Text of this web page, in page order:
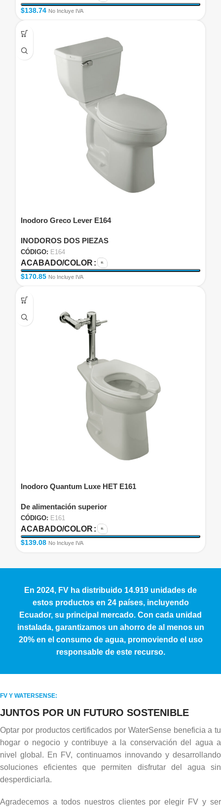
$138.74 No Incluye IVA
Inodoro Greco Lever E164
INODOROS DOS PIEZAS
CÓDIGO: E164
ACABADO/COLOR
$170.85 No Incluye IVA
Inodoro Quantum Luxe HET E161
De alimentación superior
CÓDIGO: E161
ACABADO/COLOR
$139.08 No Incluye IVA
En 2024, FV ha distribuido 14.919 unidades de
estos productos en 24 países, incluyendo
Ecuador, su principal mercado. Con cada unidad
instalada, garantizamos un ahorro de al menos un
20% en el consumo de agua, promoviendo el uso
responsable de este recurso.
FV Y WATERSENSE:
JUNTOS POR UN FUTURO SOSTENIBLE
Optar por productos certificados por WaterSense beneficia a tu
hogar o negocio y contribuye a la conservación del agua a
nivel global. En FV, continuamos innovando y desarrollando
soluciones eficientes que permiten disfrutar del agua sin
desperdiciarla.
Agradecemos a todos nuestros clientes por elegir FV y ser